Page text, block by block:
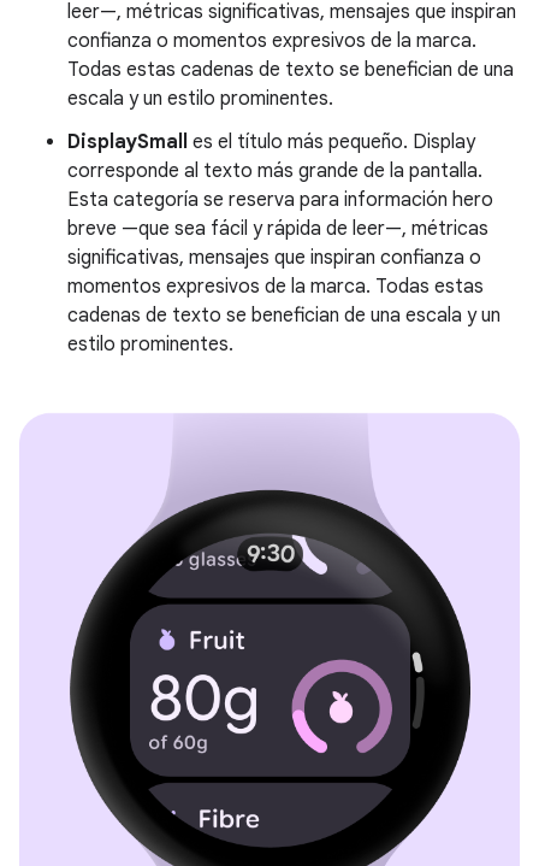
leer—, métricas significativas, mensajes que inspiran
confianza o momentos expresivos de la marca.
Todas estas cadenas de texto se benefician de una
escala y un estilo prominentes.
DisplaySmall es el título más pequeño. Display
corresponde al texto más grande de la pantalla.
Esta categoría se reserva para información hero
breve —que sea fácil y rápida de leer—, métricas
significativas, mensajes que inspiran confianza o
momentos expresivos de la marca. Todas estas
cadenas de texto se benefician de una escala y un
estilo prominentes.